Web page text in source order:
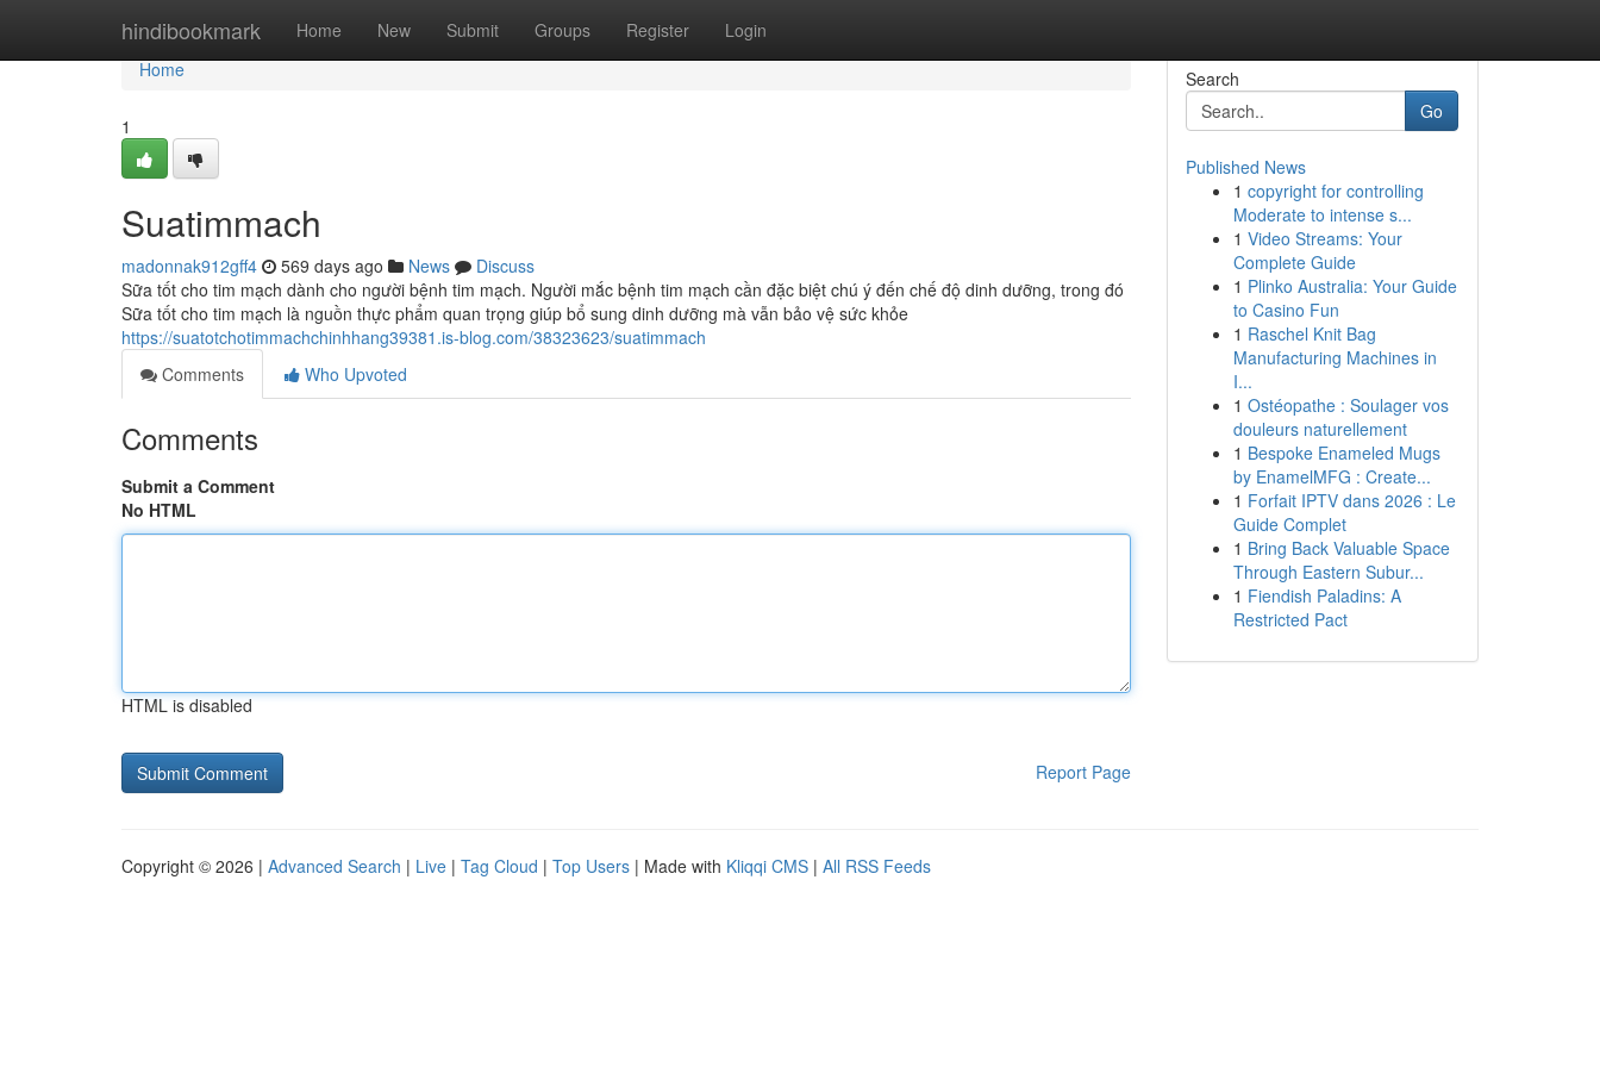
hindibookmark Home New Submit Groups Register Login
Home
Home
1
Suatimmach
madonnak912gff4 569 days ago News
Discuss
Sữa tốt cho tim mạch dành cho người bệnh tim mạch. Người mắc bệnh tim mạch cần đặc biệt chú ý đến chế độ dinh dưỡng, trong đó
Sữa tốt cho tim mạch là nguồn thực phẩm quan trọng giúp bổ sung dinh dưỡng mà vẫn bảo vệ sức khỏe
https://suatotchotimmachchinhhang39381.is-blog.com/38323623/suatimmach
Comments
Who Upvoted
Comments
Submit a Comment
No HTML
HTML is disabled
Report Page
Search
Go
Published News
1 copyright for controlling
Moderate to intense s...
1 Video Streams: Your
Complete Guide
1 Plinko Australia: Your Guide
to Casino Fun
1 Raschel Knit Bag
Manufacturing Machines in
I...
1 Ostéopathe : Soulager vos
douleurs naturellement
1 Bespoke Enameled Mugs
by EnamelMFG : Create...
1 Forfait IPTV dans 2026 : Le
Guide Complet
1 Bring Back Valuable Space
Through Eastern Subur...
1 Fiendish Paladins: A
Restricted Pact
Copyright © 2026 | Advanced Search | Live | Tag Cloud | Top Users | Made with Kliqqi CMS | All RSS Feeds